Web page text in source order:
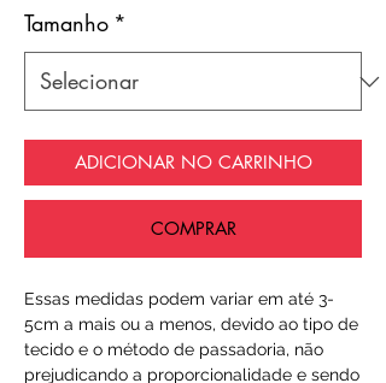
Tamanho *
ADICIONAR NO CARRINHO
COMPRAR
Essas medidas podem variar em até 3-
5cm a mais ou a menos, devido ao tipo de
tecido e o método de passadoria, não
prejudicando a proporcionalidade e sendo